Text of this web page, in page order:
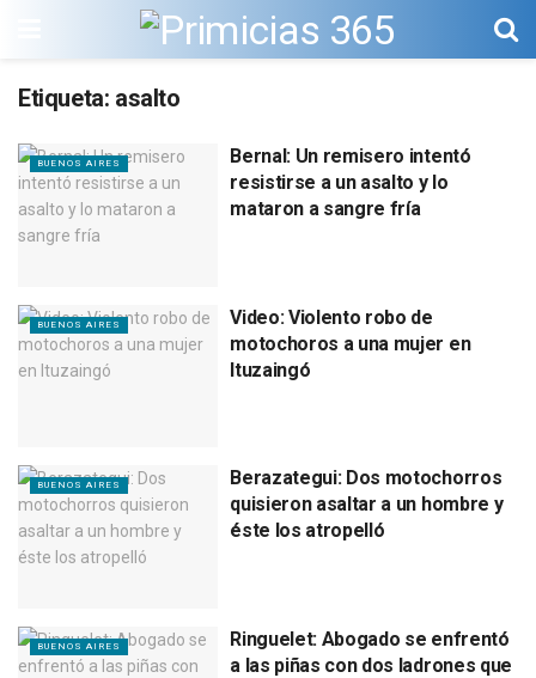
Etiqueta: asalto
BUENOS AIRES
Bernal: Un remisero intentó
resistirse a un asalto y lo
mataron a sangre fría
BUENOS AIRES
Video: Violento robo de
motochoros a una mujer en
Ituzaingó
BUENOS AIRES
Berazategui: Dos motochorros
quisieron asaltar a un hombre y
éste los atropelló
BUENOS AIRES
Ringuelet: Abogado se enfrentó
a las piñas con dos ladrones que